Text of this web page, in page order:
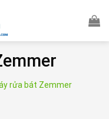
rửa bát Zemmer